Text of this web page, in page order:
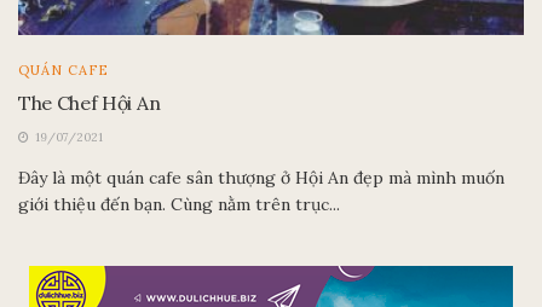
QUÁN CAFE
The Chef Hội An
19/07/2021
Đây là một quán cafe sân thượng ở Hội An đẹp mà mình muốn
giới thiệu đến bạn. Cùng nằm trên trục...